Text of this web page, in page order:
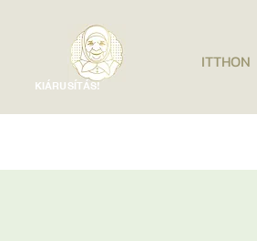
KIÁRUSÍTÁS!
ITTHON